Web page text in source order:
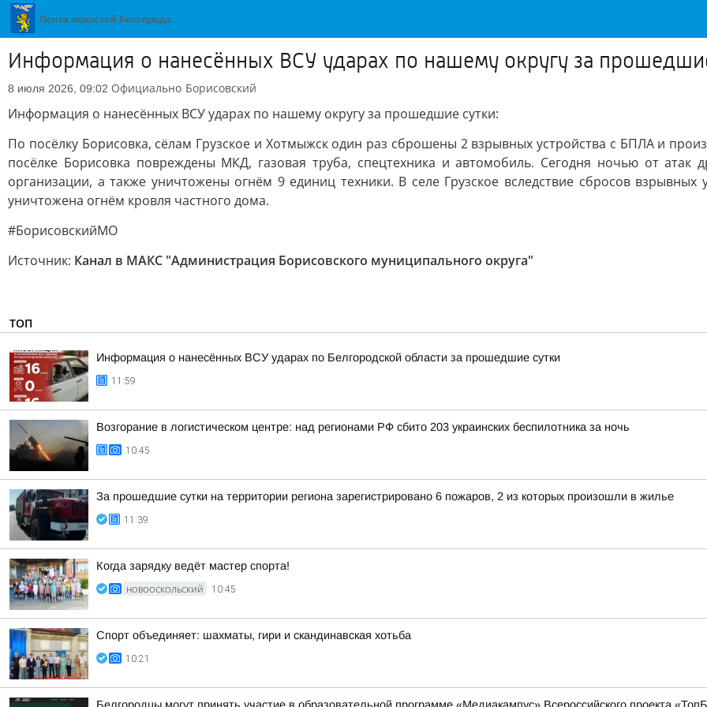
Информация о нанесённых ВСУ ударах по нашему округу за
8 июля 2026, 09:02 Официально Борисовский
Информация о нанесённых ВСУ ударах по нашему округу за прошедшие сутки:
По посёлку Борисовка, сёлам Грузское и Хотмыжск один раз сброшены 2 взрывных устройства с БПЛА и
посёлке Борисовка повреждены МКД, газовая труба, спецтехника и автомобиль. Сегодня ночью от атак
организации, а также уничтожены огнём 9 единиц техники. В селе Грузское вследствие сбросов
уничтожена огнём кровля частного дома.
#БорисовскийМО
Источник: Канал в МАКС "Администрация Борисовского муниципального округа"
ТОП
Информация о нанесённых ВСУ ударах по Белгородской области за прошедшие сутки
11:59
Возгорание в логистическом центре: над регионами РФ сбито 203 украинских беспилотника за ночь
10:45
За прошедшие сутки на территории региона зарегистрировано 6 пожаров, 2 из которых произошли в жилье
11:39
Когда зарядку ведёт мастер спорта!
НОВООСКОЛЬСКИЙ 10:45
Спорт объединяет: шахматы, гири и скандинавская хотьба
10:21